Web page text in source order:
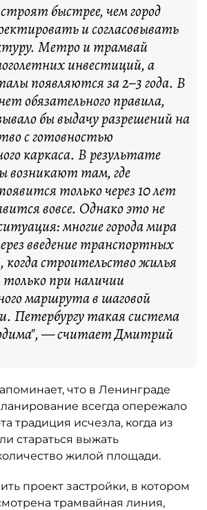
быстрее, чем город
и согласовывать
Метро и трамвай
инвестиций, а
появляются за 2–3 года. В
обязательного правила,
бы выдачу разрешений на
с готовностью
каркаса. В результате
возникают там, где
только через 10 лет
вовсе. Однако это не
многие города мира
введение транспортных
строительство жилья
только при наличии
маршрута в шаговой
Петербургу такая система
— считает Дмитрий
что в Ленинграде
всегда опережало
традиция исчезла, когда из
стараться выжать
жилой площади.
проект застройки, в котором
трамвайная линия,